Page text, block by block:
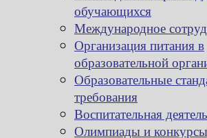
обучающихся
Международное
Организация питания в
образовательной
Образовательные
требования
Воспитательная
Олимпиады и конкурсы